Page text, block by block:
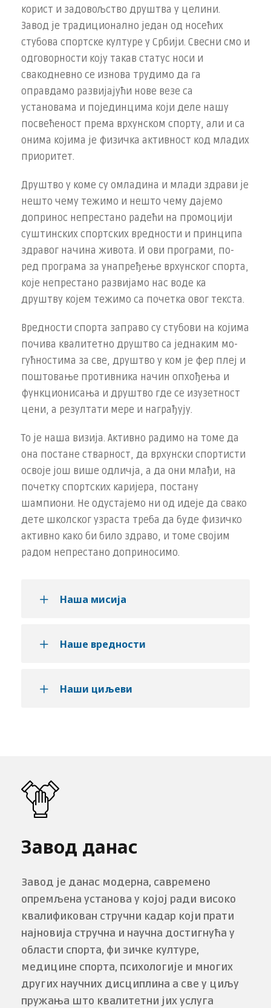
корист и задовољство друштва у целини.
Завод је традиционално један од носећих
стубова спортске културе у Србији. Свесни смо и
одговорности коју такав статус носи и
свакодневно се изнова трудимо да га
оправдамо развијајући нове везе са
установама и појединцима који деле нашу
посвећеност према врхунском спорту, али и са
онима којима је физичка активност код младих
приоритет.
Друштво у коме су омладина и млади здрави је
нешто чему тежимо и нешто чему дајемо
допринос непрестано радећи на промоцији
суштинских спортских вредности и принципа
здравог начина живота. И ови програми, по­
ред програма за унапређење врхунског спорта,
које непрестано развијамо нас воде ка
друштву којем тежимо са почетка овог текста.
Вредности спорта заправо су стубови на којима
почива ква­литетно друштво са једнаким мо­
гућностима за све, друштво у ком је фер плеј и
поштовање противника начин опхођења и
функционисања и друштво где се изузетност
цени, а резултати мере и награђују.
То је наша визија. Активно радимо на томе да
она постане ствар­ност, да врхунски спортисти
освоје још више одличја, а да они млађи, на
почетку спортских каријера, постану
шампиони. Не одустајемо ни од идеје да свако
дете школског узраста треба да буде физичко
активно како би било здраво, и томе својим
радом непрестано доприносимо.
Наша мисија
Наше вредности
Наши циљеви
Завод данас
Завод је данас модерна, савремено
опремљена установа у којој ради високо
квалификован стручни кадар који прати
најновија стручна и научна достигнућа у
области спорта, фи­ зичке културе,
медицине спорта, психологије и многих
других научних дисциплина а све у циљу
пружања што квалитетни­ јих услуга